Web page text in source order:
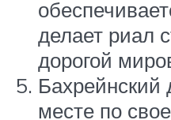
делает риал
дорогой
Бахрейнский
месте по